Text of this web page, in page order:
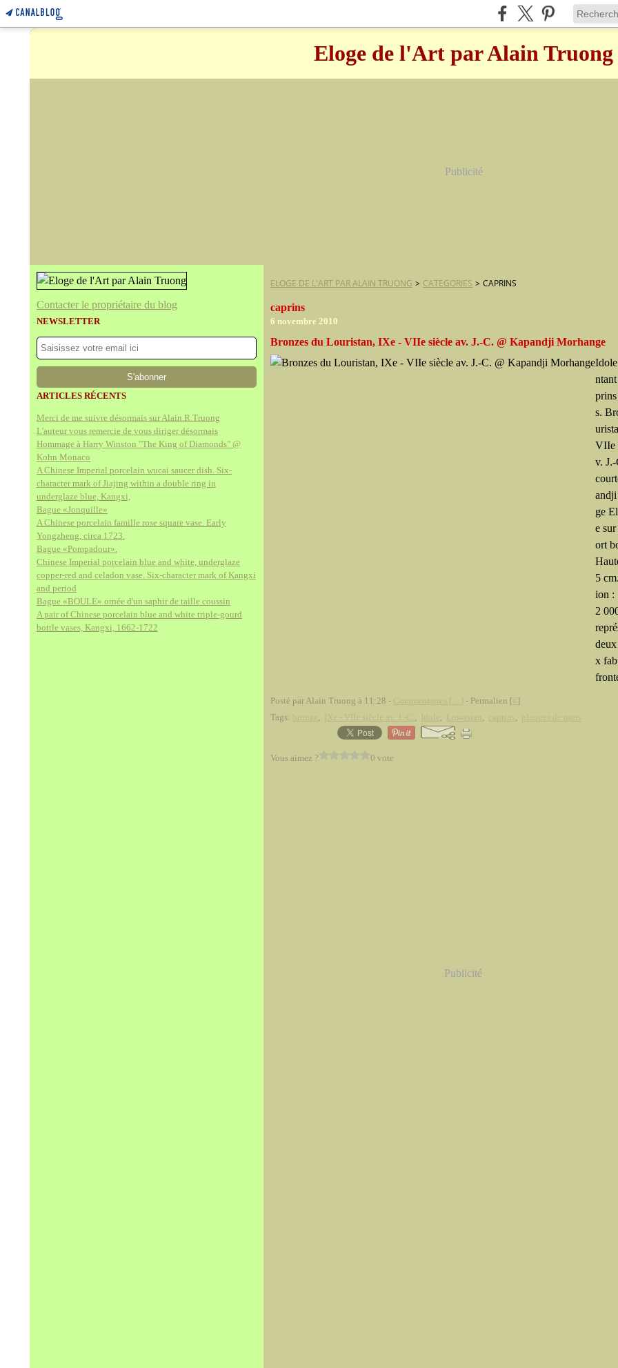
Eloge de l'Art par Alain Truong
Publicité
Contacter le propriétaire du blog
NEWSLETTER
ARTICLES RÉCENTS
Merci de me suivre désormais sur Alain.R.Truong
L'auteur vous remercie de vous diriger désormais
Hommage à Harry Winston "The King of Diamonds" @
Kohn Monaco
A Chinese Imperial porcelain wucai saucer dish. Six-
character mark of Jiajing within a double ring in
underglaze blue, Kangxi,
Bague «Jonquille»
A Chinese porcelain famille rose square vase. Early
Yongzheng, circa 1723.
Bague «Pompadour».
Chinese Imperial porcelain blue and white, underglaze
copper-red and celadon vase. Six-character mark of Kangxi
and period
Bague «BOULE» ornée d'un saphir de taille coussin
A pair of Chinese porcelain blue and white triple-gourd
bottle vases, Kangxi, 1662-1722
ELOGE DE L'ART PAR ALAIN TRUONG > CATEGORIES > CAPRINS
caprins
6 novembre 2010
Bronzes du Louristan, IXe - VIIe siècle av. J.-C. @ Kapandji Morhange
s.
VIIe
v.
ge
e
ort
5
ion :
2
x
Posté par Alain Truong à 11:28 - - Permalien [ ]
Tags:
, , , , ,
Vous aimez ? 0 vote
Publicité